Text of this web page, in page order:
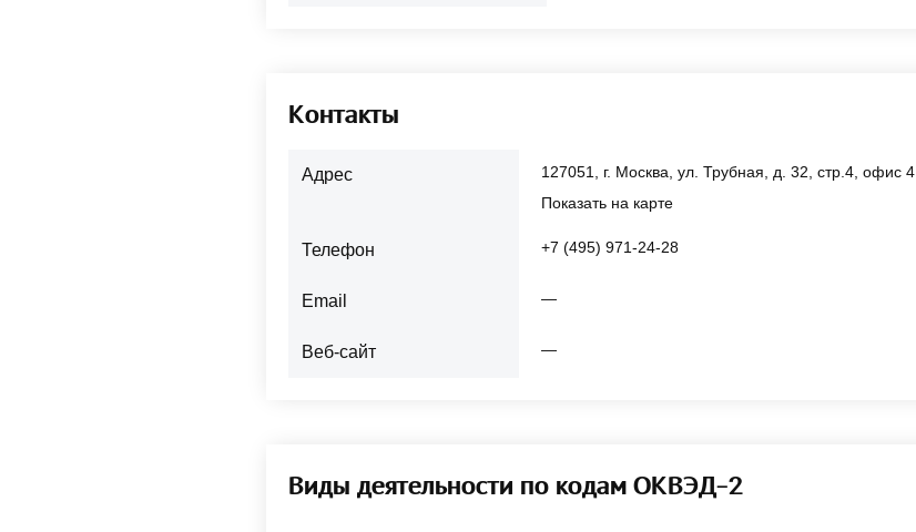
Контакты
Адрес
127051, г. Москва, ул. Трубная, д. 32, стр.4, офис 4
Показать на карте
Телефон +7 (495) 971-24-28
Email —
Веб-сайт —
Виды деятельности по кодам ОКВЭД-2